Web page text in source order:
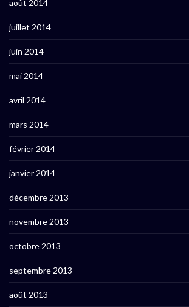
août 2014
juillet 2014
juin 2014
mai 2014
avril 2014
mars 2014
février 2014
janvier 2014
décembre 2013
novembre 2013
octobre 2013
septembre 2013
août 2013